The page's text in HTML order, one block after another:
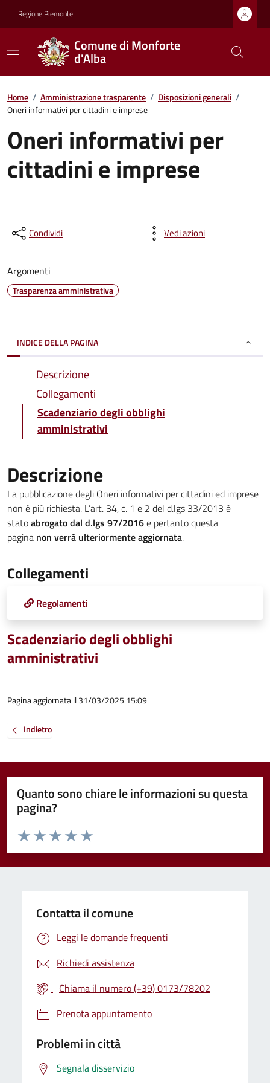
Regione Piemonte
Comune di Monforte
d'Alba
Home / Amministrazione trasparente / Disposizioni generali /
Oneri informativi per cittadini e imprese
Oneri informativi per
cittadini e imprese
Condividi Vedi azioni
Argomenti
Trasparenza amministrativa
INDICE DELLA PAGINA
Descrizione
Collegamenti
Scadenziario degli obblighi
amministrativi
Descrizione
La pubblicazione degli Oneri informativi per cittadini ed imprese
non è più richiesta. L’art. 34, c. 1 e 2 del d.lgs 33/2013 è
statoabrogato dal d.lgs 97/2016e pertanto questa
pagina non verrà ulteriormente aggiornata.
Collegamenti
Regolamenti
Scadenziario degli obblighi
amministrativi
Pagina aggiornata il 31/03/2025 15:09
Indietro
Quanto sono chiare le informazioni su questa
pagina?
Valuta da 1 a 5 stelle la pagina
Valuta 5 stelle su 5
Valuta 4 stelle su 5
Valuta 3 stelle su 5
Valuta 2 stelle su 5
Valuta 1 stelle su 5
Contatta il comune
Leggi le domande frequenti
Richiedi assistenza
Chiama il numero (+39) 0173/78202
Prenota appuntamento
Problemi in città
Segnala disservizio